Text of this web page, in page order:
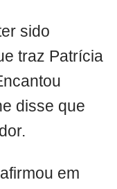
sido
traz Patrícia
disse que
em